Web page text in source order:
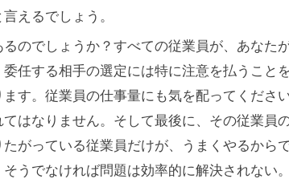
えるでしょう。
のでしょうか？すべての従業員が、あなた
任する相手の選定には特に注意を払うこと
す。従業員の仕事量にも気を配ってくださ
はなりません。そして最後に、その従業員
がっている従業員だけが、うまくやるから
うでなければ問題は効率的に解決されない。